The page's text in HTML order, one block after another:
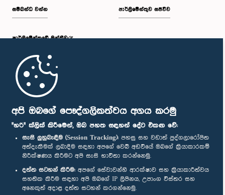
අපි ඔබගේ පෞද්ගලිකත්වය අගය කරමු
"හරි" ක්ලික් කිරීමෙන්, ඔබ පහත සඳහන් දේට එකඟ වේ:
සැසි ලුහුබැඳීම (Session Tracking): පහසු සහ වඩාත් පුද්ගලාරෝපිත
අත්දැකීමක් ලබාදීම සඳහා අපගේ වෙබ් අඩවියේ ඔබගේ ක්‍රියාකාරකම්
නිරීක්ෂණය කිරීමට අපි සැසි භාවිතා කරන්නෙමු.
දත්ත සටහන් කිරීම: අපගේ සේවාවන්හි ආරක්ෂාව සහ ක්‍රියාකාරීත්වය
සහතික කිරීම සඳහා අපි ඔබගේ IP ලිපිනය, උපාංග විස්තර සහ
අනෙකුත් අදාළ දත්ත සටහන් කරගන්නෙමු.
සම්බන්ධ වන්න
පාර්ලි‌මේන්තුවේ මන්ත්‍රීවරු
මුල් පිටුව
පාර්ලිමේන්තුව සජීවීව
පාර්ලිමේන්තු ජංගම යෙදුම
අප හා සම්බන්ධ වී සිටින්න :